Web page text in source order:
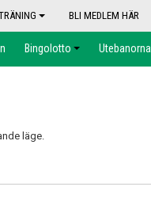
BLI MEDLEM HÄR
Bingolotto Utebanorna
läge.